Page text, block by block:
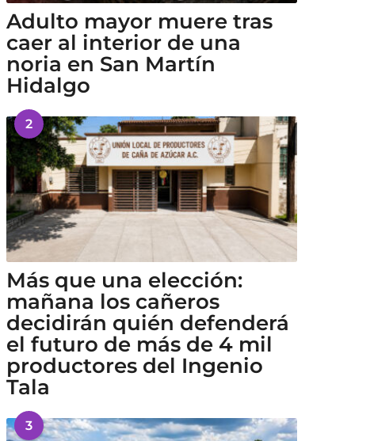
Adulto mayor muere tras
caer al interior de una
noria en San Martín
Hidalgo
2
Más que una elección:
mañana los cañeros
decidirán quién defenderá
el futuro de más de 4 mil
productores del Ingenio
Tala
3